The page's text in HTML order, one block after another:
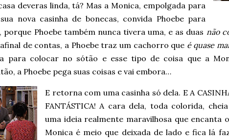
deveras linda, tá? Mas a Monica, empolgada para
nova casinha de bonecas, convida Phoebe para
Phoebe também nunca tivera uma, e as duas não
de contas, a Phoebe traz um cachorro que é quase
para colocar no sótão e esse tipo de coisa que a
a Phoebe pega suas coisas e vai embora…
E retorna com uma casinha só dela. E A
FANTÁSTICA! A cara dela, toda colorida,
uma ideia realmente maravilhosa que encanta
Monica é meio que deixada de lado e fica lá